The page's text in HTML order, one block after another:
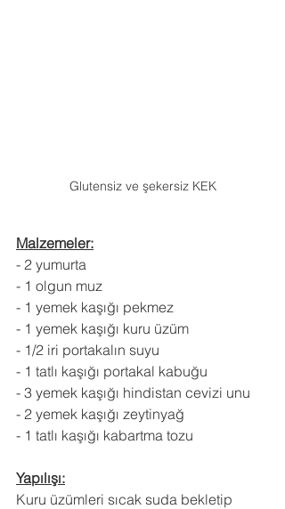
Glutensiz ve şekersiz KEK
Malzemeler:
- 2 yumurta
- 1 olgun muz
- 1 yemek kaşığı pekmez
- 1 yemek kaşığı kuru üzüm
- 1/2 iri portakalın suyu
- 1 tatlı kaşığı portakal kabuğu
- 3 yemek kaşığı hindistan cevizi unu
- 2 yemek kaşığı zeytinyağ
- 1 tatlı kaşığı kabartma tozu
Yapılışı:
Kuru üzümleri sıcak suda bekletip